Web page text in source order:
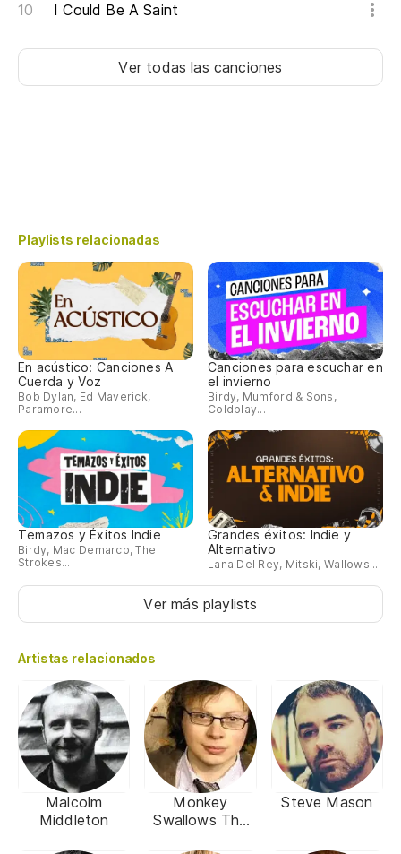
I Could Be A Saint
Ver todas las canciones
Playlists relacionadas
En acústico: Canciones A
Cuerda y Voz
Bob Dylan, Ed Maverick,
Paramore...
Canciones para escuchar en
el invierno
Birdy, Mumford & Sons,
Coldplay...
Temazos y Éxitos Indie
Birdy, Mac Demarco, The
Strokes...
Grandes éxitos: Indie y
Alternativo
Lana Del Rey, Mitski, Wallows...
Ver más playlists
Artistas relacionados
Malcolm
Middleton
Monkey
Swallows The
Steve Mason